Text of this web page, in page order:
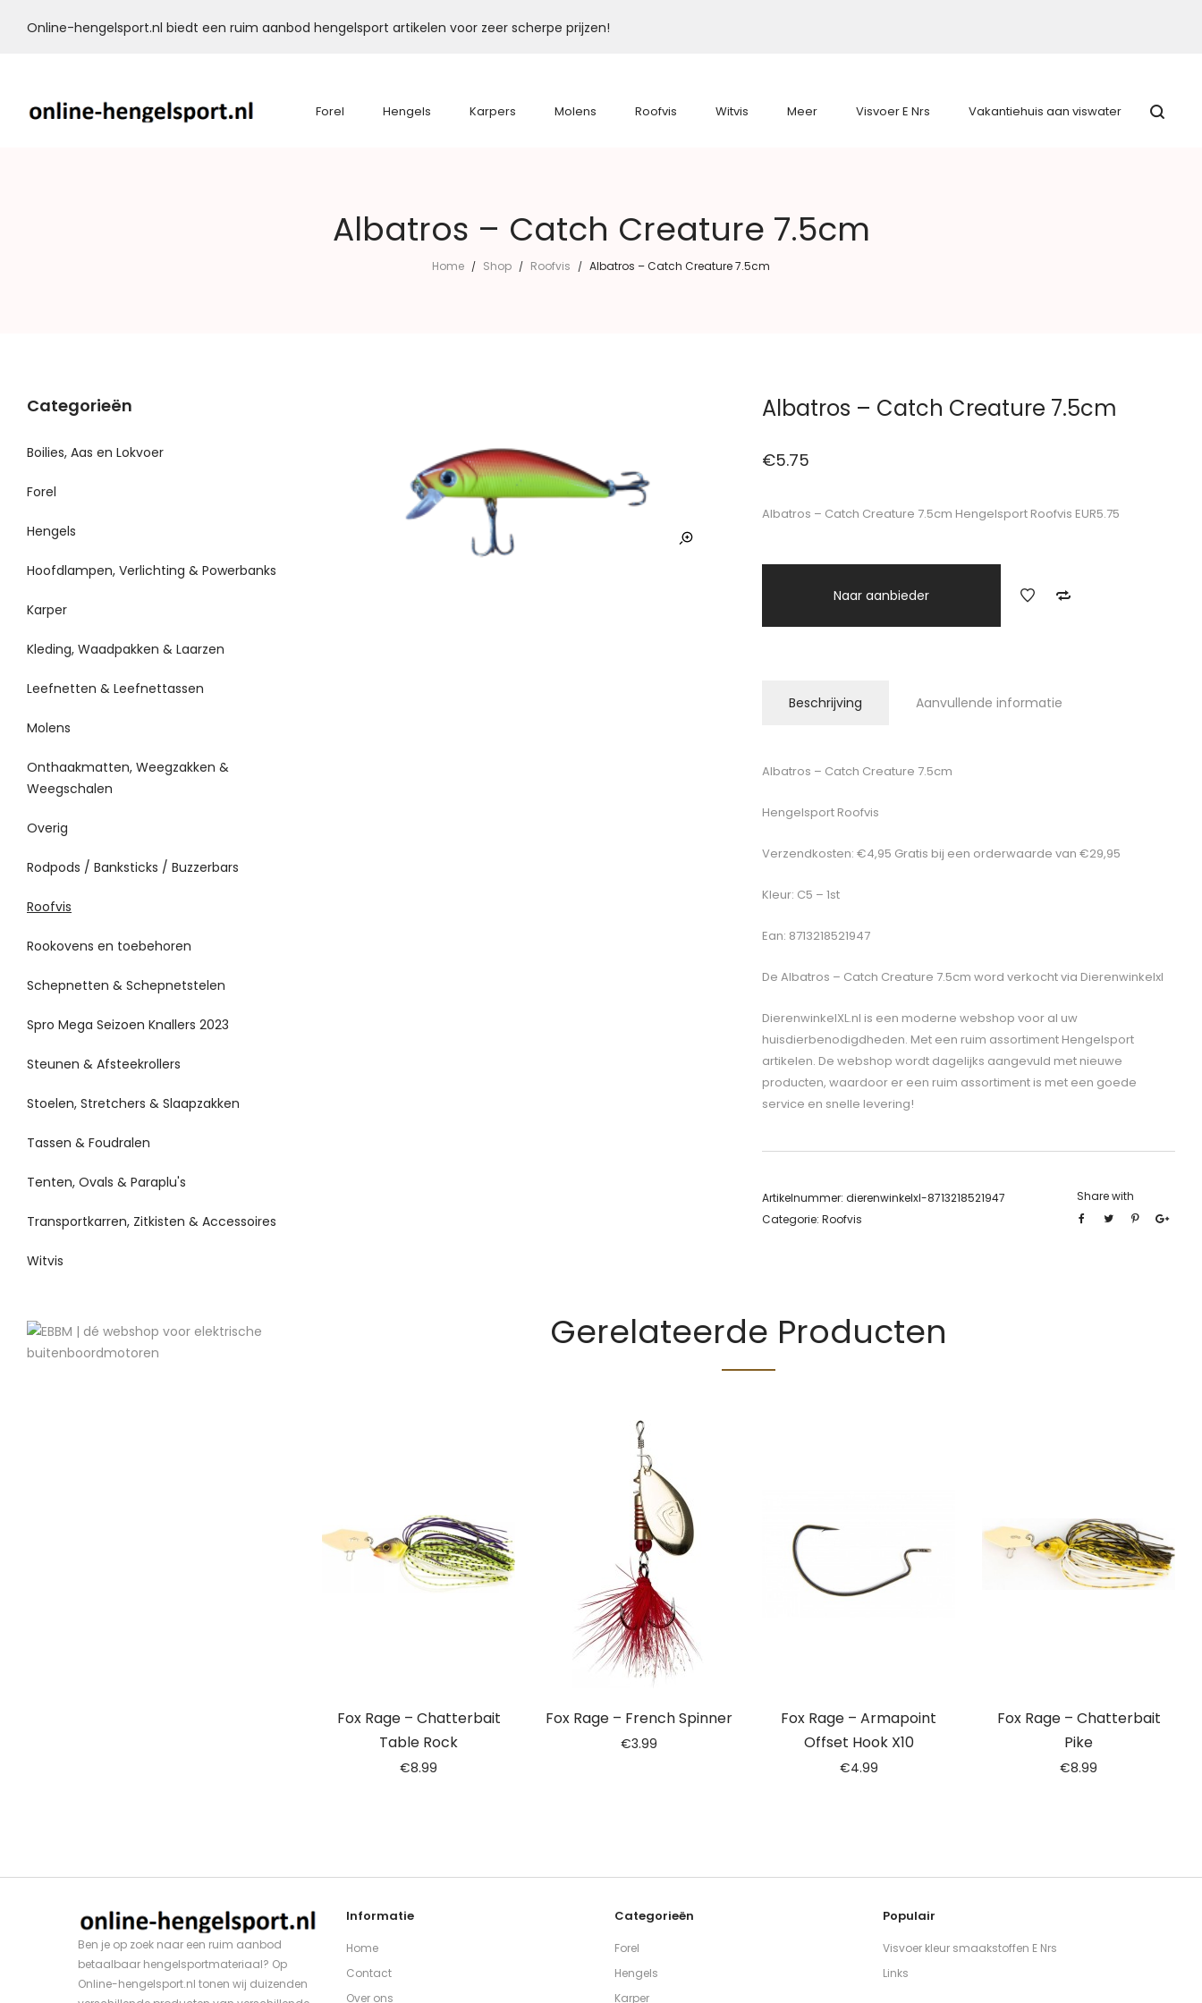
Online-hengelsport.nl biedt een ruim aanbod hengelsport artikelen voor zeer scherpe prijzen!
Forel Hengels Karpers Molens Roofvis Witvis Meer Visvoer E Nrs Vakantiehuis aan viswater
Albatros – Catch Creature 7.5cm
Home / Shop / Roofvis / Albatros – Catch Creature 7.5cm
Albatros – Catch Creature 7.5cm
€5.75
Albatros – Catch Creature 7.5cm Hengelsport Roofvis EUR5.75
Naar aanbieder
Beschrijving Aanvullende informatie
Albatros – Catch Creature 7.5cm
Hengelsport Roofvis
Verzendkosten: €4,95 Gratis bij een orderwaarde van €29,95
Kleur: C5 – 1st
Ean: 8713218521947
De Albatros – Catch Creature 7.5cm word verkocht via Dierenwinkelxl
DierenwinkelXL.nl is een moderne webshop voor al uw
huisdierbenodigdheden. Met een ruim assortiment Hengelsport
artikelen. De webshop wordt dagelijks aangevuld met nieuwe
producten, waardoor er een ruim assortiment is met een goede
service en snelle levering!
Artikelnummer: dierenwinkelxl-8713218521947
Categorie: Roofvis
Share with
Gerelateerde Producten
Fox Rage – Chatterbait
Table Rock
€8.99
Fox Rage – French Spinner
€3.99
Fox Rage – Armapoint
Offset Hook X10
€4.99
Fox Rage – Chatterbait
Pike
€8.99
Categorieën
Boilies, Aas en Lokvoer
Forel
Hengels
Hoofdlampen, Verlichting & Powerbanks
Karper
Kleding, Waadpakken & Laarzen
Leefnetten & Leefnettassen
Molens
Onthaakmatten, Weegzakken &
Weegschalen
Overig
Rodpods / Banksticks / Buzzerbars
Roofvis
Rookovens en toebehoren
Schepnetten & Schepnetstelen
Spro Mega Seizoen Knallers 2023
Steunen & Afsteekrollers
Stoelen, Stretchers & Slaapzakken
Tassen & Foudralen
Tenten, Ovals & Paraplu's
Transportkarren, Zitkisten & Accessoires
Witvis
Ben je op zoek naar een ruim aanbod
betaalbaar hengelsportmateriaal? Op
Online-hengelsport.nl tonen wij duizenden
Informatie
Home
Contact
Over ons
Categorieën
Forel
Hengels
Karper
Populair
Visvoer kleur smaakstoffen E Nrs
Links